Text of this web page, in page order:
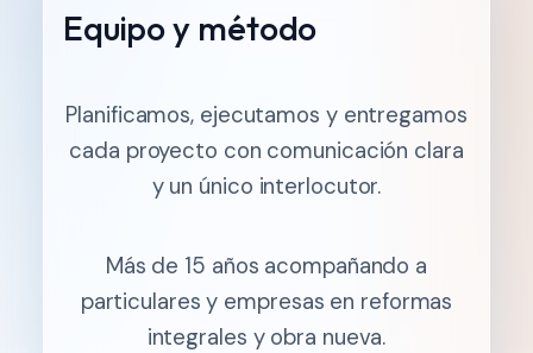
Equipo y método
Planificamos, ejecutamos y entregamos
cada proyecto con comunicación clara
y un único interlocutor.
Más de 15 años acompañando a
particulares y empresas en reformas
integrales y obra nueva.